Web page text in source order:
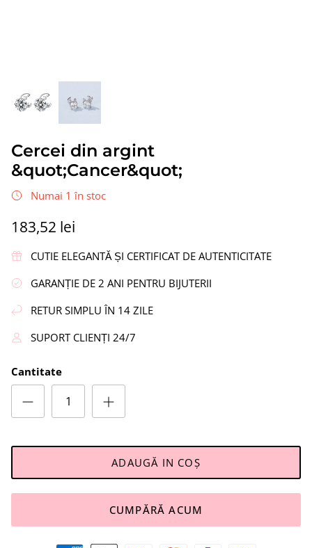
Cercei din argint „Coroană”
337,08 lei
Cercei din argint
&quot;Cancer&quot;
Numai 1 în stoc
183,52 lei
CUTIE ELEGANTĂ ȘI CERTIFICAT DE AUTENTICITATE
GARANȚIE DE 2 ANI PENTRU BIJUTERII
RETUR SIMPLU ÎN 14 ZILE
SUPORT CLIENȚI 24/7
Cantitate
ADAUGĂ IN COŞ
CUMPĂRĂ ACUM